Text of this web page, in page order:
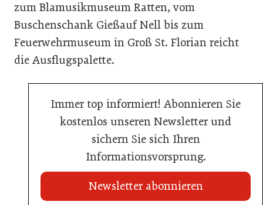
zum Blamusikmuseum Ratten, vom
Buschenschank Gießauf Nell bis zum
Feuerwehrmuseum in Groß St. Florian reicht
die Ausflugspalette.
Immer top informiert! Abonnieren Sie
kostenlos unseren Newsletter und
sichern Sie sich Ihren
Informationsvorsprung.
Newsletter abonnieren